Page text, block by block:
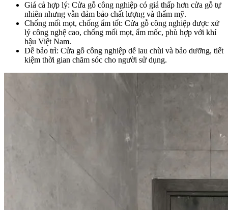
Giá cả hợp lý: Cửa gỗ công nghiệp có giá thấp hơn cửa gỗ tự
nhiên nhưng vẫn đảm bảo chất lượng và thẩm mỹ.
Chống mối mọt, chống ẩm tốt: Cửa gỗ công nghiệp được xử
lý công nghệ cao, chống mối mọt, ẩm mốc, phù hợp với khí
hậu Việt Nam.
Dễ bảo trì: Cửa gỗ công nghiệp dễ lau chùi và bảo dưỡng, tiết
kiệm thời gian chăm sóc cho người sử dụng.